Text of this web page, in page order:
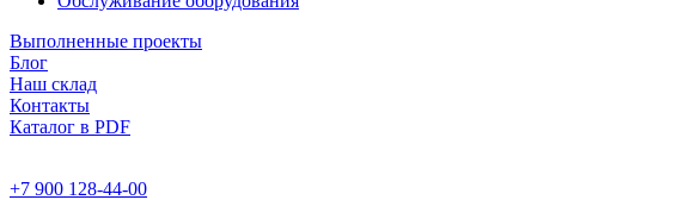
Выполненные проекты
Блог
Наш склад
Контакты
Каталог в PDF
+7 900 128-44-00